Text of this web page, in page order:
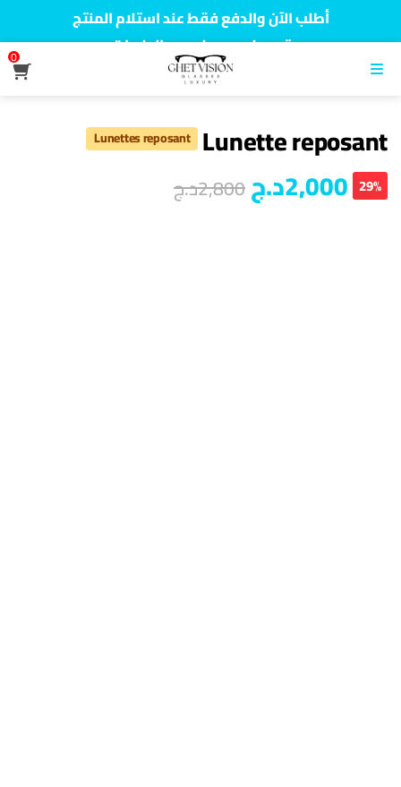
أطلب الآن والدفع فقط عند استلام المنتج
توصيل سريع لجميع الولايات
نفخر بأكثر من 5000 مشتري سعيد
القائمة
0
Lunette reposant
Lunettes reposant
2,000د.ج2,800د.ج 29%